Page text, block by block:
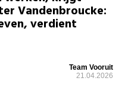
Vandenbroucke:
verdient
Team Vooruit
21.04.2026